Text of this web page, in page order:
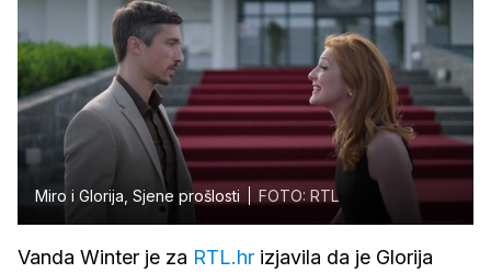
Miro i Glorija, Sjene prošlosti FOTO: RTL
Vanda Winter je za RTL.hr izjavila da je Glorija